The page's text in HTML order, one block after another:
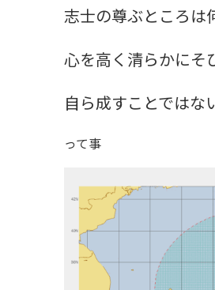
志士の尊ぶところは
心を高く清らかにそ
自ら成すことではな
って事